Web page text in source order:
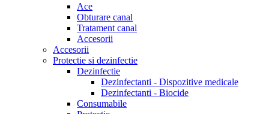
Ace
Obturare canal
Tratament canal
Accesorii
Accesorii
Protectie si dezinfectie
Dezinfectie
Dezinfectanti - Dispozitive medicale
Dezinfectanti - Biocide
Consumabile